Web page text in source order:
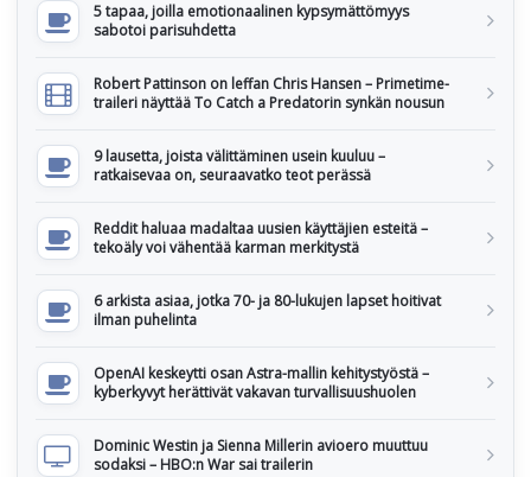
5 tapaa, joilla emotionaalinen kypsymättömyys
sabotoi parisuhdetta
Robert Pattinson on leffan Chris Hansen – Primetime-
traileri näyttää To Catch a Predatorin synkän nousun
9 lausetta, joista välittäminen usein kuuluu –
ratkaisevaa on, seuraavatko teot perässä
Reddit haluaa madaltaa uusien käyttäjien esteitä –
tekoäly voi vähentää karman merkitystä
6 arkista asiaa, jotka 70- ja 80-lukujen lapset hoitivat
ilman puhelinta
OpenAI keskeytti osan Astra-mallin kehitystyöstä –
kyberkyvyt herättivät vakavan turvallisuushuolen
Dominic Westin ja Sienna Millerin avioero muuttuu
sodaksi – HBO:n War sai trailerin